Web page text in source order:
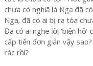
chưa có nghiã là Nga đã
Nga, đã có ai bị ra tòa
Đã có ai nghe lời ‘biện
cấp tiến đơn giản vậy
rác rồi?